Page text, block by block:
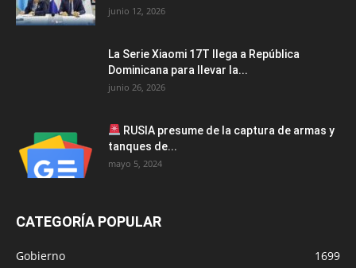
junio 12, 2026
La Serie Xiaomi 17T llega a República
Dominicana para llevar la...
junio 26, 2026
RUSIA presume de la captura de armas y
tanques de...
mayo 5, 2024
CATEGORÍA POPULAR
Gobierno
1699